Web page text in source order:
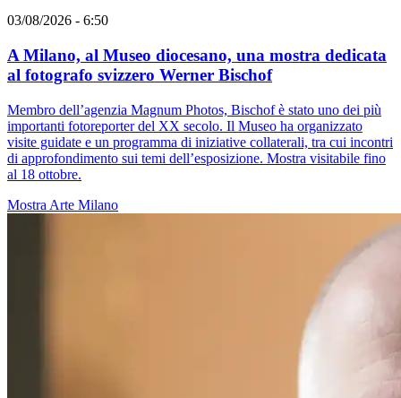
03/08/2026 - 6:50
A Milano, al Museo diocesano, una mostra dedicata
al fotografo svizzero Werner Bischof
Membro dell’agenzia Magnum Photos, Bischof è stato uno dei più
importanti fotoreporter del XX secolo. Il Museo ha organizzato
visite guidate e un programma di iniziative collaterali, tra cui incontri
di approfondimento sui temi dell’esposizione. Mostra visitabile fino
al 18 ottobre.
Mostra Arte Milano